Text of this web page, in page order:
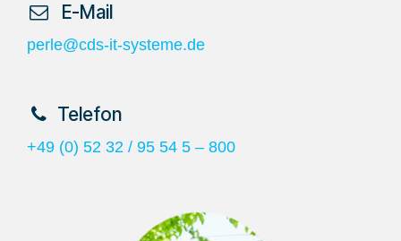
​ E-Mail
perle@cds-it-systeme.de
​Telefon
+49 (0) 52 32 / 95 54 5 – 800